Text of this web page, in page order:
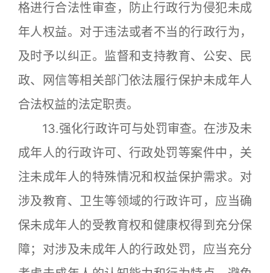
格进行合法性审查，防止行政行为侵犯未成
年人权益。对于违法或者不当的行政行为，
及时予以纠正。监督和支持教育、公安、民
政、网信等相关部门依法履行保护未成年人
合法权益的法定职责。
13.强化行政许可与处罚审查。在涉及未
成年人的行政许可、行政处罚等案件中，关
注未成年人的特殊情况和权益保护需求。对
涉及教育、卫生等领域的行政许可，应当确
保未成年人的受教育权和健康权得到充分保
障；对涉及未成年人的行政处罚，应当充分